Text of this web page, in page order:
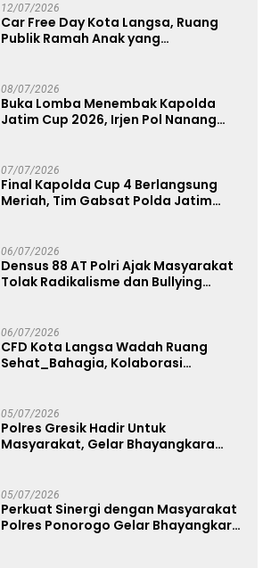
12/07/2026
Car Free Day Kota Langsa, Ruang
Publik Ramah Anak yang
08/07/2026
Buka Lomba Menembak Kapolda
Jatim Cup 2026, Irjen Pol Nanang
07/07/2026
Final Kapolda Cup 4 Berlangsung
Meriah, Tim Gabsat Polda Jatim
06/07/2026
Densus 88 AT Polri Ajak Masyarakat
Tolak Radikalisme dan Bullying
06/07/2026
CFD Kota Langsa Wadah Ruang
Sehat_Bahagia, Kolaborasi
05/07/2026
Polres Gresik Hadir Untuk
Masyarakat, Gelar Bhayangkara
05/07/2026
Perkuat Sinergi dengan Masyarakat
Polres Ponorogo Gelar Bhayangkara